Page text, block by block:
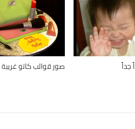
صور قوالب كاتو